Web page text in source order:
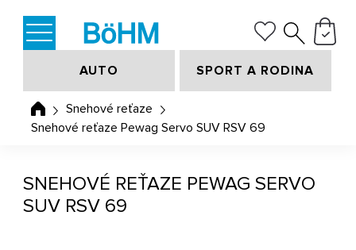
AUTO SPORT A RODINA
Snehové reťaze
Snehové reťaze Pewag Servo SUV RSV 69
SNEHOVÉ REŤAZE PEWAG SERVO
SUV RSV 69